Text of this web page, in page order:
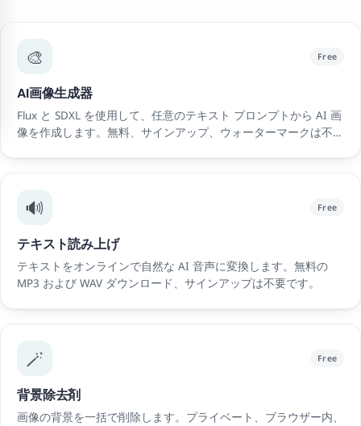
🎨 Free
AI画像生成器
Flux と SDXL を使用して、任意のテキスト プロンプトから AI 画
像を作成します。無料、サインアップ、ウォーターマークは不要
🔊 Free
テキスト読み上げ
テキストをオンラインで自然な AI 音声に変換します。無料の
MP3 および WAV ダウンロード、サインアップは不要です。
🪄 Free
背景除去剤
画像の背景を一括で削除します。プライベート、ブラウザー内、